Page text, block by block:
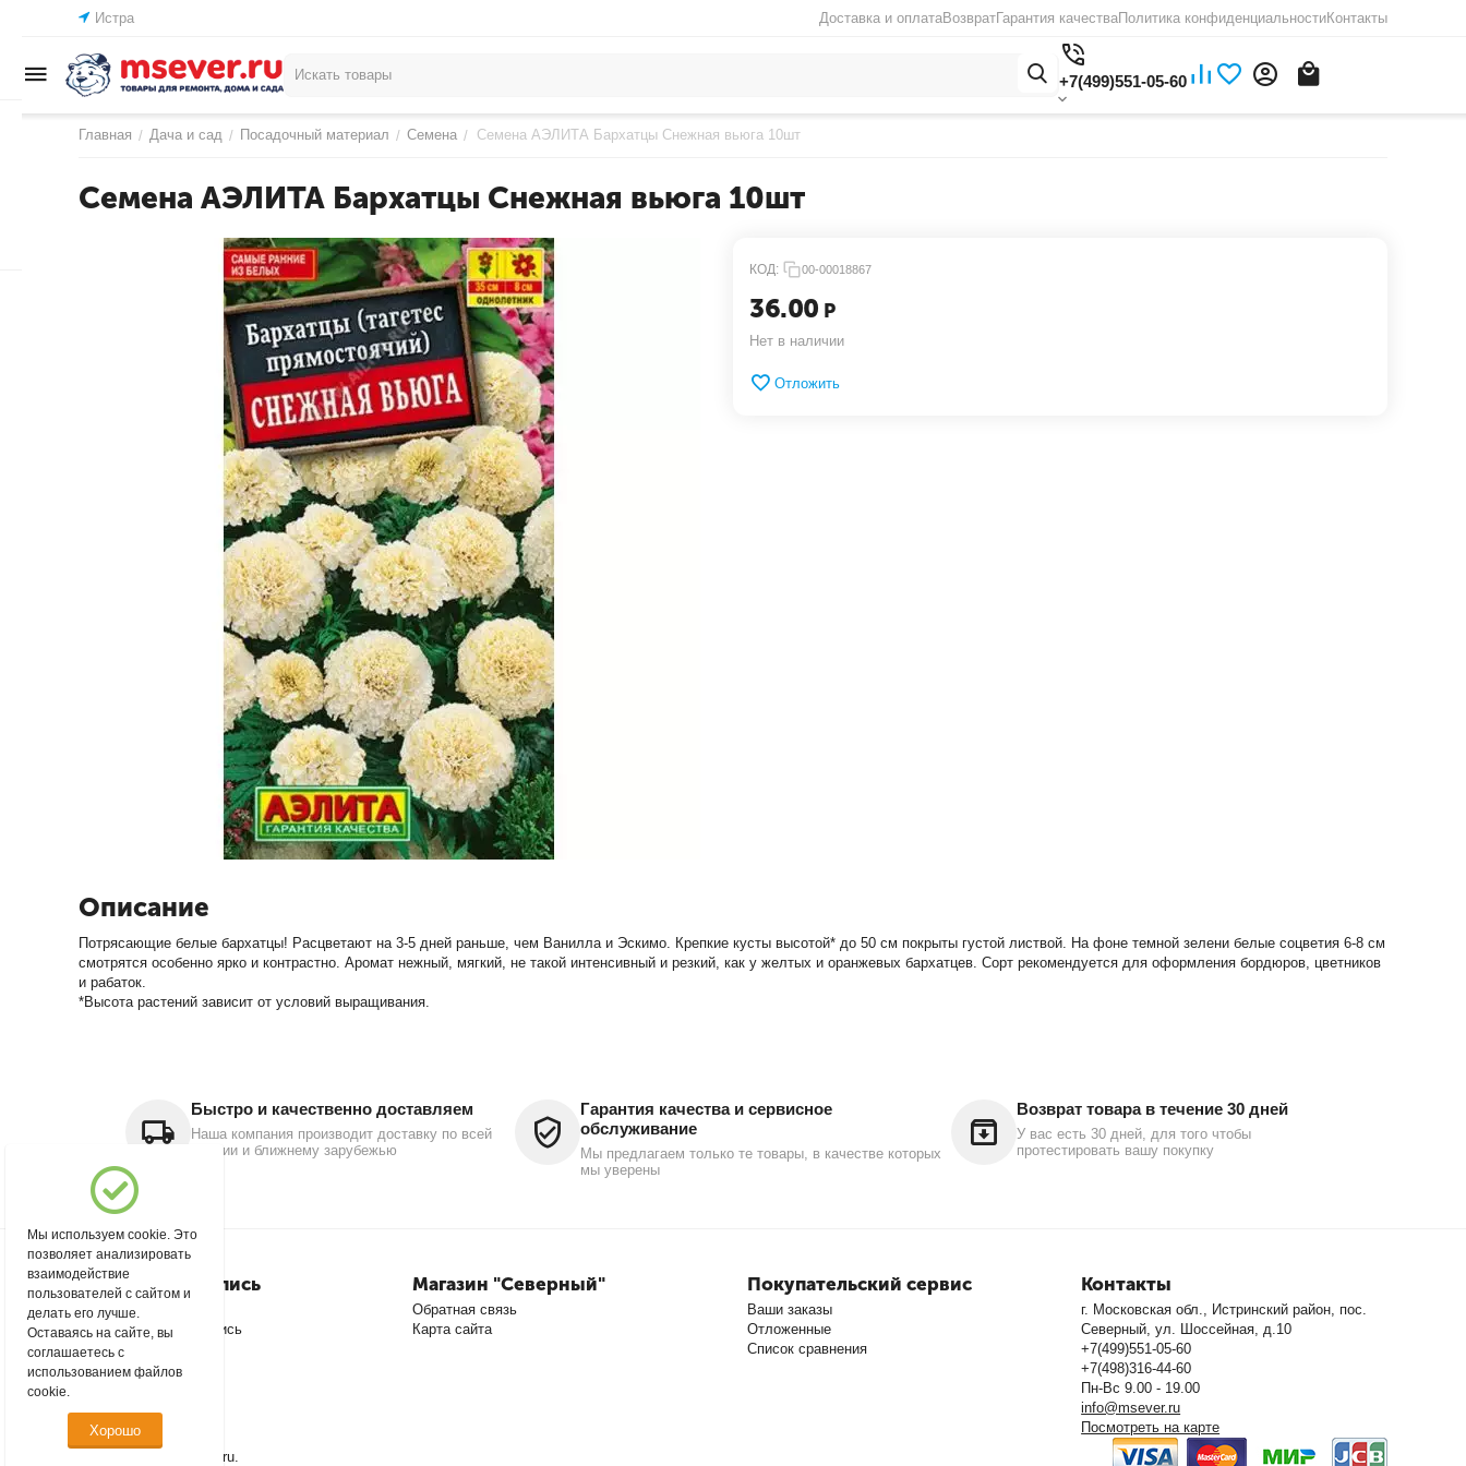
Истра Доставка и оплатаВозвратГарантия качестваПолитика конфиденциальностиКонтакты
+7(499)551-05-60
Главная / Дача и сад / Посадочный материал / Семена / Семена АЭЛИТА Бархатцы Снежная вьюга 10шт
Семена АЭЛИТА Бархатцы Снежная вьюга 10шт
КОД: 00-00018867
36.00 Р
Нет в наличии
Отложить
Описание
Потрясающие белые бархатцы! Расцветают на 3-5 дней раньше, чем Ванилла и Эскимо. Крепкие кусты высотой* до 50 см покрыты густой листвой. На фоне темной зелени белые соцветия 6-8 см
смотрятся особенно ярко и контрастно. Аромат нежный, мягкий, не такой интенсивный и резкий, как у желтых и оранжевых бархатцев. Сорт рекомендуется для оформления бордюров, цветников
и рабаток.
*Высота растений зависит от условий выращивания.
Быстро и качественно доставляем
Наша компания производит доставку по всей
России и ближнему зарубежью
Гарантия качества и сервисное
обслуживание
Мы предлагаем только те товары, в качестве которых
мы уверены
Возврат товара в течение 30 дней
У вас есть 30 дней, для того чтобы
протестировать вашу покупку
Моя учетная запись
Войти
Создать учетную запись
Магазин "Северный"
Обратная связь
Карта сайта
Покупательский сервис
Ваши заказы
Отложенные
Список сравнения
Контакты
г. Московская обл., Истринский район, пос.
Северный, ул. Шоссейная, д.10
+7(499)551-05-60
+7(498)316-44-60
Пн-Вс 9.00 - 19.00
info@msever.ru
Посмотреть на карте
© 2004 - 2026 msever.ru.
Мы используем cookie. Это
позволяет анализировать
взаимодействие
пользователей с сайтом и
делать его лучше.
Оставаясь на сайте, вы
соглашаетесь с
использованием файлов
cookie.
Хорошо